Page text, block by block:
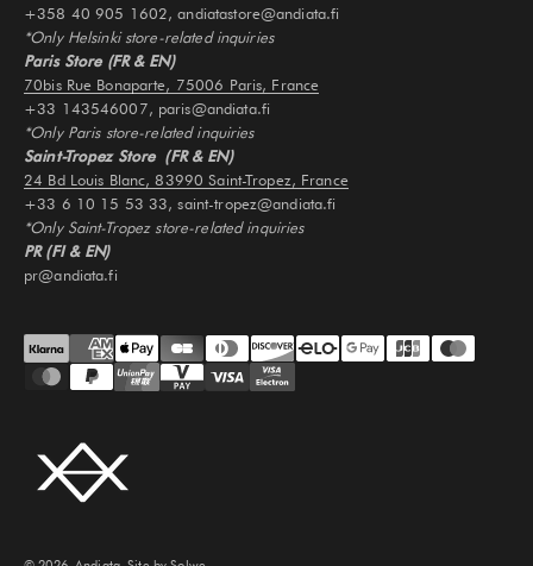
+358 40 905 1602, andiatastore@andiata.fi
*Only Helsinki store-related inquiries
Paris Store (FR & EN)
70bis Rue Bonaparte, 75006 Paris, France
+33 143546007, paris@andiata.fi
*Only Paris store-related inquiries
Saint-Tropez Store (FR & EN)
24 Bd Louis Blanc, 83990 Saint-Tropez, France
+33 6 10 15 53 33, saint-tropez@andiata.fi
*Only Saint-Tropez store-related inquiries
PR (FI & EN)
pr@andiata.fi